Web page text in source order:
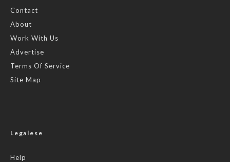
Contact
About
Work With Us
Advertise
Terms Of Service
Site Map
Legalese
Help